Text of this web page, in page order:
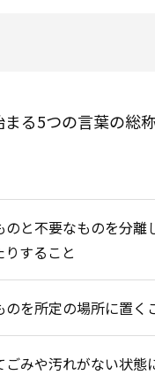
る5つの言葉の総
のと不要なものを分離
りすること
のを所定の場所に置く
ごみや汚れがない状態